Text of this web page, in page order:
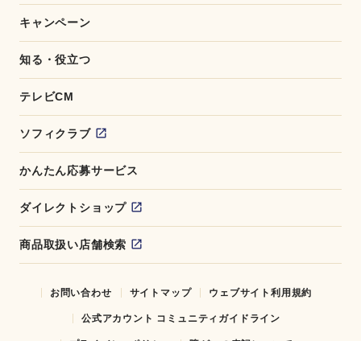
キャンペーン
知る・役立つ
テレビCM
ソフィクラブ
かんたん応募サービス
ダイレクトショップ
商品取扱い店舗検索
お問い合わせ サイトマップ ウェブサイト利用規約
公式アカウント コミュニティガイドライン